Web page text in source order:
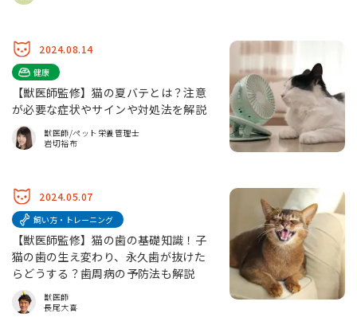
2024.08.14
健康
【獣医師監修】猫の夏バテとは？注意
が必要な症状やサインや対処法を解説
獣医師/ペット栄養管理士
岩切裕布
2024.05.07
飼い方・トレーニング
【獣医師監修】猫の歯の基礎知識！子
猫の歯の生え変わり、永久歯が抜けた
らどうする？歯周病の予防法も解説
獣医師
長尾大喜